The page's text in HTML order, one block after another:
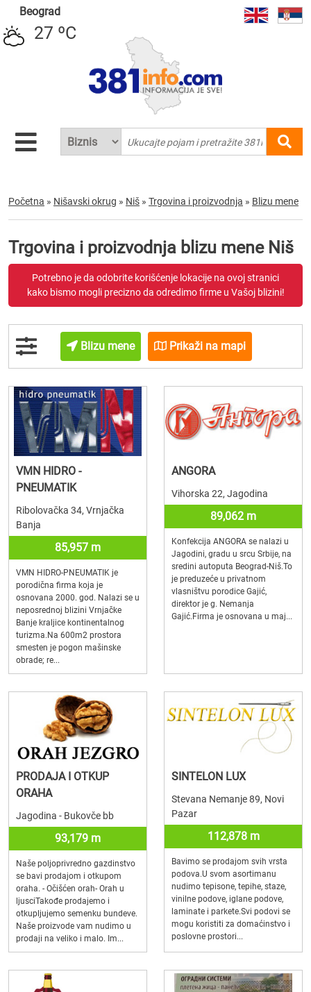
Beograd
27 ºC
Početna » Nišavski okrug » Niš » Trgovina i proizvodnja » Blizu mene
Trgovina i proizvodnja blizu mene Niš
Potrebno je da odobrite korišćenje lokacije na ovoj stranici
kako bismo mogli precizno da odredimo firme u Vašoj blizini!
Blizu mene Prikaži na mapi
VMN HIDRO -
PNEUMATIK
Ribolovačka 34, Vrnjačka
Banja
85,957 m
VMN HIDRO-PNEUMATIK je
porodična firma koja je
osnovana 2000. god. Nalazi se u
neposrednoj blizini Vrnjačke
Banje kraljice kontinentalnog
turizma.Na 600m2 prostora
smesten je pogon mašinske
obrade; re...
ANGORA
Vihorska 22, Jagodina
89,062 m
Konfekcija ANGORA se nalazi u
Jagodini, gradu u srcu Srbije, na
sredini autoputa Beograd-Niš.To
je preduzeće u privatnom
vlasništvu porodice Gajić,
direktor je g. Nemanja
Gajić.Firma je osnovana u maj...
PRODAJA I OTKUP
ORAHA
Jagodina - Bukovče bb
93,179 m
Naše poljoprivredno gazdinstvo
se bavi prodajom i otkupom
oraha. - Očišćen orah- Orah u
ljusciTakođe prodajemo i
otkupljujemo semenku bundeve.
Naše proizvode vam nudimo u
prodaji na veliko i malo. Im...
SINTELON LUX
Stevana Nemanje 89, Novi
Pazar
112,878 m
Bavimo se prodajom svih vrsta
podova.U svom asortimanu
nudimo tepisone, tepihe, staze,
vinilne podove, iglane podove,
laminate i parkete.Svi podovi se
mogu koristiti za domaćinstvo i
poslovne prostori...